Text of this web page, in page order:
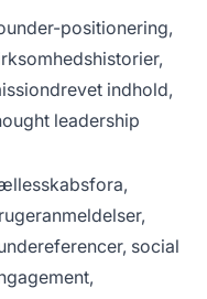
positionering,
indhold,
leadership
social